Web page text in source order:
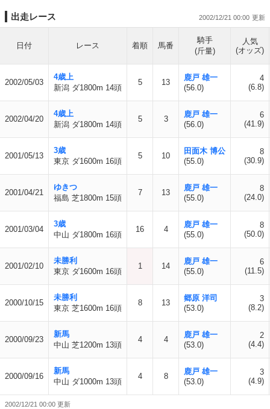
出走レース 2002/12/21 00:00
日付 レース 着順 馬番
騎手
(斤量)
人気
(オッズ)
2002/05/03
4歳上
新潟 ダ1800m 14頭
5 13
鹿戸 雄一
(56.0)
4
(6.8)
2002/04/20
4歳上
新潟 ダ1800m 14頭
5 3
鹿戸 雄一
(56.0)
6
(41.9)
2001/05/13
3歳
東京 ダ1600m 16頭
5 10
田面木 博公
(55.0)
8
(30.9)
2001/04/21
ゆきつ
福島 芝1800m 15頭
7 13
鹿戸 雄一
(55.0)
8
(24.0)
2001/03/04
3歳
中山 ダ1800m 16頭
16 4
鹿戸 雄一
(55.0)
8
(50.0)
2001/02/10
未勝利
東京 ダ1600m 16頭
1 14
鹿戸 雄一
(55.0)
6
(11.5)
2000/10/15
未勝利
東京 芝1600m 16頭
8 13
郷原 洋司
(53.0)
3
(8.2)
2000/09/23
新馬
中山 芝1200m 13頭
4 4
鹿戸 雄一
(53.0)
2
(4.4)
2000/09/16
新馬
中山 ダ1000m 13頭
4 8
鹿戸 雄一
(53.0)
3
(4.9)
2002/12/21 00:00 更新